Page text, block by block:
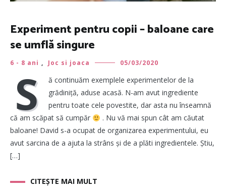
Experiment pentru copii – baloane care
se umflă singure
6 - 8 ani , Joc si joaca 05/03/2020
S
ă continuăm exemplele experimentelor de la
grădiniță, aduse acasă. N-am avut ingrediente
pentru toate cele povestite, dar asta nu înseamnă
că am scăpat să cumpăr
. Nu vă mai spun cât am căutat
baloane! David s-a ocupat de organizarea experimentului, eu
avut sarcina de a ajuta la strâns și de a plăti ingredientele. Știu,
[…]
CITEȘTE MAI MULT